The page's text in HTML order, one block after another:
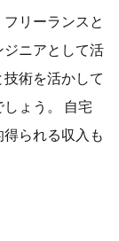
リーランスと
ジニアとして活
術を活かして
ょう。 自宅
られる収入も